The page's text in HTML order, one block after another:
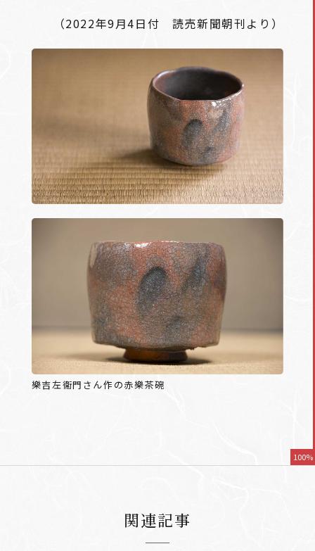
（2022年9月4日付 読売新聞朝刊より）
樂吉左衞門さん作の赤樂茶碗
100%
関連記事